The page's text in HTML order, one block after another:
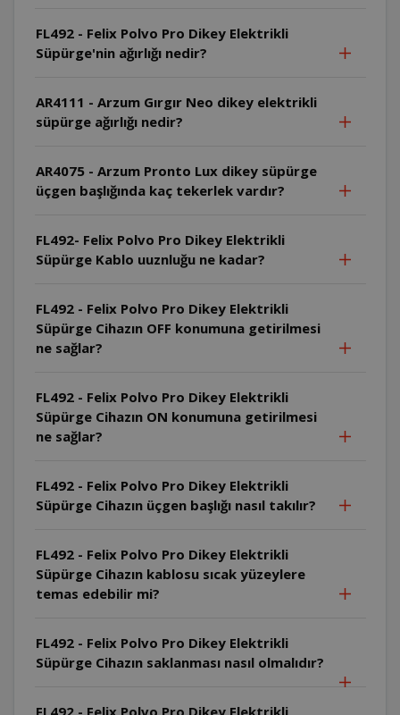
FL492 - Felix Polvo Pro Dikey Elektrikli
Süpürge'nin ağırlığı nedir?
AR4111 - Arzum Gırgır Neo dikey elektrikli
süpürge ağırlığı nedir?
AR4075 - Arzum Pronto Lux dikey süpürge
üçgen başlığında kaç tekerlek vardır?
FL492- Felix Polvo Pro Dikey Elektrikli
Süpürge Kablo uuznluğu ne kadar?
FL492 - Felix Polvo Pro Dikey Elektrikli
Süpürge Cihazın OFF konumuna getirilmesi
ne sağlar?
FL492 - Felix Polvo Pro Dikey Elektrikli
Süpürge Cihazın ON konumuna getirilmesi
ne sağlar?
FL492 - Felix Polvo Pro Dikey Elektrikli
Süpürge Cihazın üçgen başlığı nasıl takılır?
FL492 - Felix Polvo Pro Dikey Elektrikli
Süpürge Cihazın kablosu sıcak yüzeylere
temas edebilir mi?
FL492 - Felix Polvo Pro Dikey Elektrikli
Süpürge Cihazın saklanması nasıl olmalıdır?
FL492 - Felix Polvo Pro Dikey Elektrikli